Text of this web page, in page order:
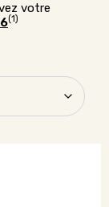
votre
(1)